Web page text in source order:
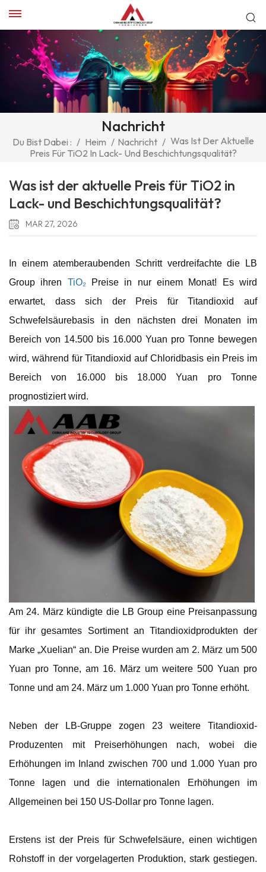
Nachricht
Du Bist Dabei : / Heim / Nachricht / Was Ist Der Aktuelle
Preis Für TiO2 In Lack- Und Beschichtungsqualität?
Was ist der aktuelle Preis für TiO2 in
Lack- und Beschichtungsqualität?
MAR 27, 2026
In einem atemberaubenden Schritt verdreifachte die LB
Group ihren TiO₂Preise in nur einem Monat! Es wird
erwartet, dass sich der Preis für Titandioxid auf
Schwefelsäurebasis in den nächsten drei Monaten im
Bereich von 14.500 bis 16.000 Yuan pro Tonne bewegen
wird, während für Titandioxid auf Chloridbasis ein Preis im
Bereich von 16.000 bis 18.000 Yuan pro Tonne
prognostiziert wird.
Am 24. März kündigte die LB Group eine Preisanpassung
für ihr gesamtes Sortiment an Titandioxidprodukten der
Marke „Xuelian“ an. Die Preise wurden am 2. März um 500
Yuan pro Tonne, am 16. März um weitere 500 Yuan pro
Tonne und am 24. März um 1.000 Yuan pro Tonne erhöht.
Neben der LB-Gruppe zogen 23 weitere Titandioxid-
Produzenten mit Preiserhöhungen nach, wobei die
Erhöhungen im Inland zwischen 700 und 1.000 Yuan pro
Tonne lagen und die internationalen Erhöhungen im
Allgemeinen bei 150 US-Dollar pro Tonne lagen.
Erstens ist der Preis für Schwefelsäure, einen wichtigen
Rohstoff in der vorgelagerten Produktion, stark gestiegen.